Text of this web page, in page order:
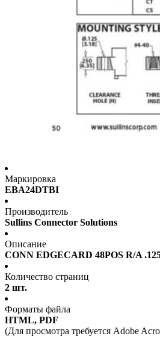
Маркировка
EBA24DTBI
Производитель
Sullins Connector Solutions
Описание
CONN EDGECARD 48POS R/A
Количество страниц
2 шт.
Форматы файла
HTML, PDF
(Для просмотра требуется Adobe